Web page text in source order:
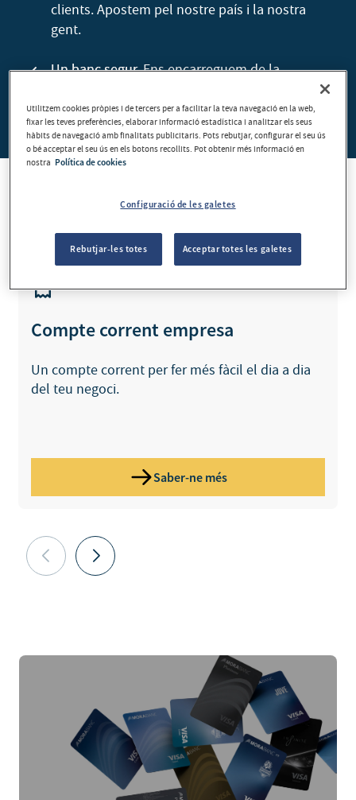
clients. Apostem pel nostre país i la nostra
gent.
Un banc segur. Ens encarreguem de la
seguretat de totes les operacions a través dels
canals digitals.
Què necessites?
Compte corrent empresa
Un compte corrent per fer més fàcil el dia a dia
del teu negoci.
Saber-ne més
Utilitzem cookies pròpies i de tercers per a facilitar la teva navegació en la web,
fixar les teves preferències, elaborar informació estadística i analitzar els seus
hàbits de navegació amb finalitats publicitaris. Pots rebutjar, configurar el seu ús
o bé acceptar el seu ús en els botons recollits. Pot obtenir més informació en
nostra Política de cookies
Configuració de les galetes
Rebutjar-les totes Acceptar totes les galetes